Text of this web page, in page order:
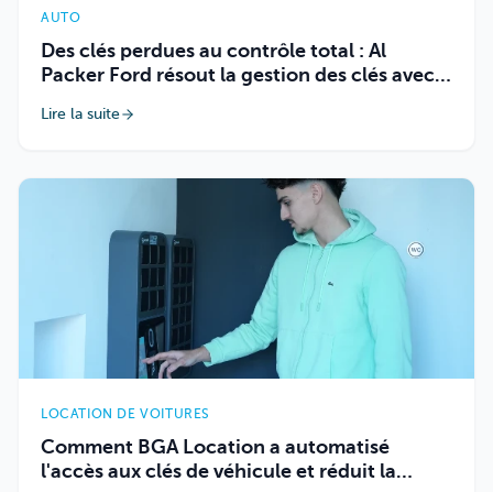
AUTO
Des clés perdues au contrôle total : Al
Packer Ford résout la gestion des clés avec
Lire la suite
LOCATION DE VOITURES
Comment BGA Location a automatisé
l'accès aux clés de véhicule et réduit la